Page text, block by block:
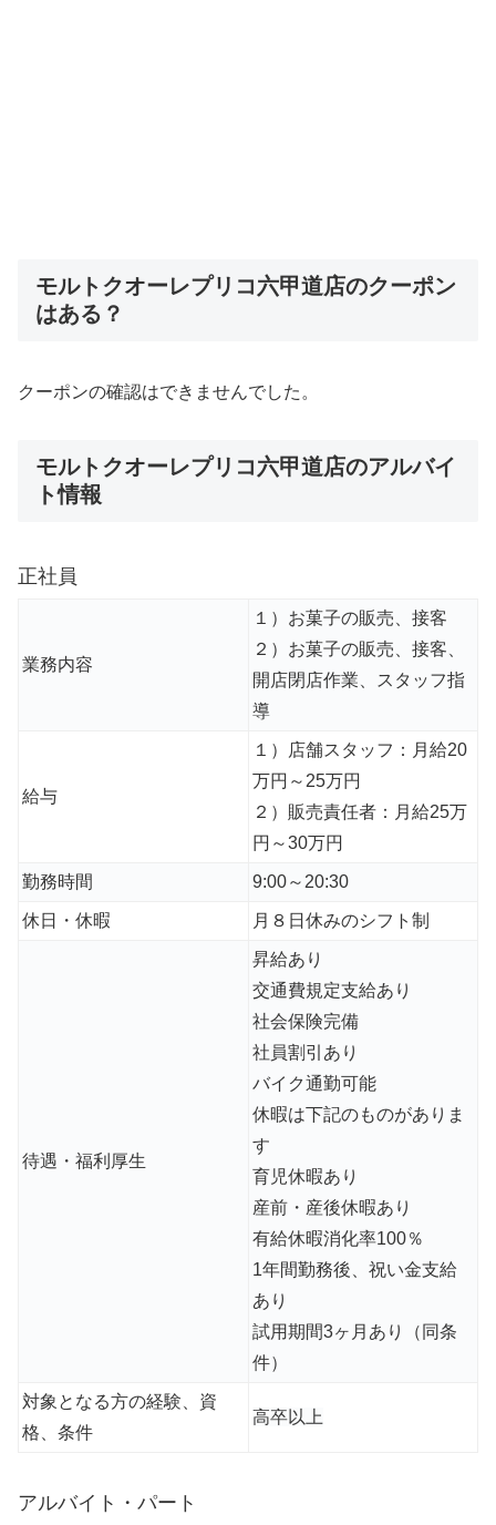
モルトクオーレプリコ六甲道店のクーポン
はある？
クーポンの確認はできませんでした。
モルトクオーレプリコ六甲道店のアルバイ
ト情報
正社員
業務内容
１）お菓子の販売、接客
２）お菓子の販売、接客、
開店閉店作業、スタッフ指
導
給与
１）店舗スタッフ：月給20
万円～25万円
２）販売責任者：月給25万
円～30万円
勤務時間 9:00～20:30
休日・休暇 月８日休みのシフト制
待遇・福利厚生
昇給あり
交通費規定支給あり
社会保険完備
社員割引あり
バイク通勤可能
休暇は下記のものがありま
す
育児休暇あり
産前・産後休暇あり
有給休暇消化率100％
1年間勤務後、祝い金支給
あり
試用期間3ヶ月あり（同条
件）
対象となる方の経験、資
格、条件
高卒以上
アルバイト・パート